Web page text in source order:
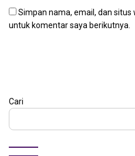
Simpan nama, email, dan
untuk komentar saya berikutnya.
Cari